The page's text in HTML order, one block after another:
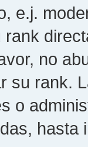
e.j.
no
su rank.
o
hasta